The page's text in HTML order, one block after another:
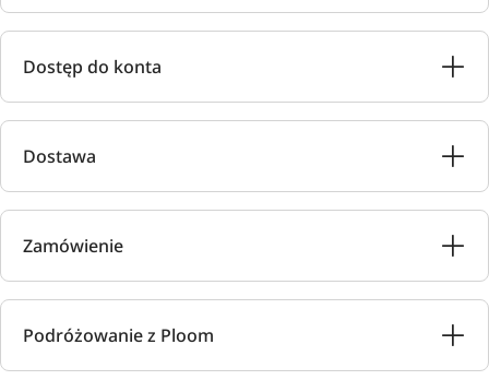
Dostęp do konta
Dostawa
Zamówienie
Podróżowanie z Ploom